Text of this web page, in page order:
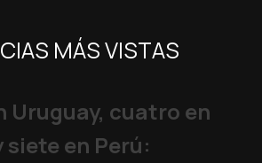
MÁS VISTAS
Uruguay, cuatro en
en Perú: